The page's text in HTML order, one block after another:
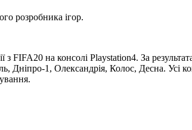
розробника ігор.
з FIFA20 на консолі Playstation4. За
Дніпро-1, Олександрія, Колос, Десна. Усі